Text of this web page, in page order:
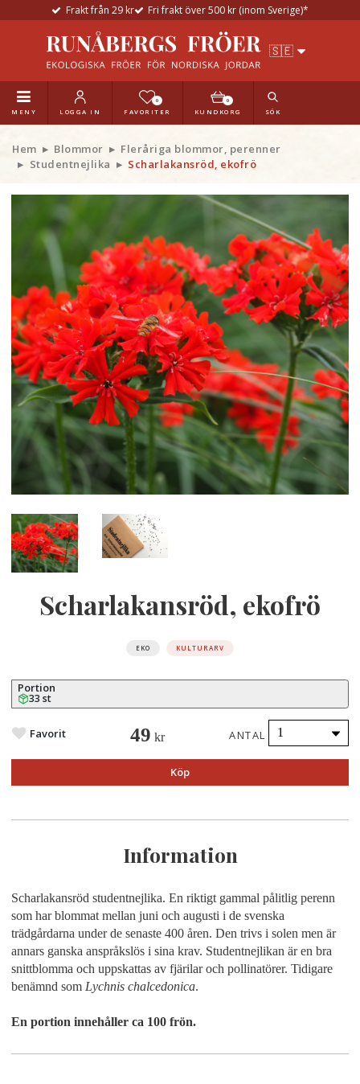
Frakt från 29 kr Fri frakt över 500 kr (inom Sverige)*
MENY LOGGA IN
0
FAVORITER
0
KUNDKORG SÖK
Hem Blommor
Fleråriga blommor, perenner
Studentnejlika
Scharlakansröd, ekofrö
Scharlakansröd, ekofrö
EKO KULTURARV
Portion
33 st
Favorit 49 kr ANTAL
Köp
Information
Scharlakansröd studentnejlika. En riktigt gammal pålitlig perenn
som har blommat mellan juni och augusti i de svenska
trädgårdarna under de senaste 400 åren. Den trivs i solen men är
annars ganska anspråkslös i sina krav. Studentnejlikan är en bra
snittblomma och uppskattas av fjärilar och pollinatörer. Tidigare
benämnd som Lychnis chalcedonica.
En portion innehåller ca 100 frön.